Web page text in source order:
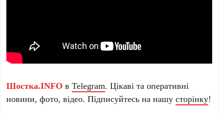
Шостка.INFO вTelegram. Цікаві та оперативні
новини, фото, відео. Підписуйтесь на нашусторінку!